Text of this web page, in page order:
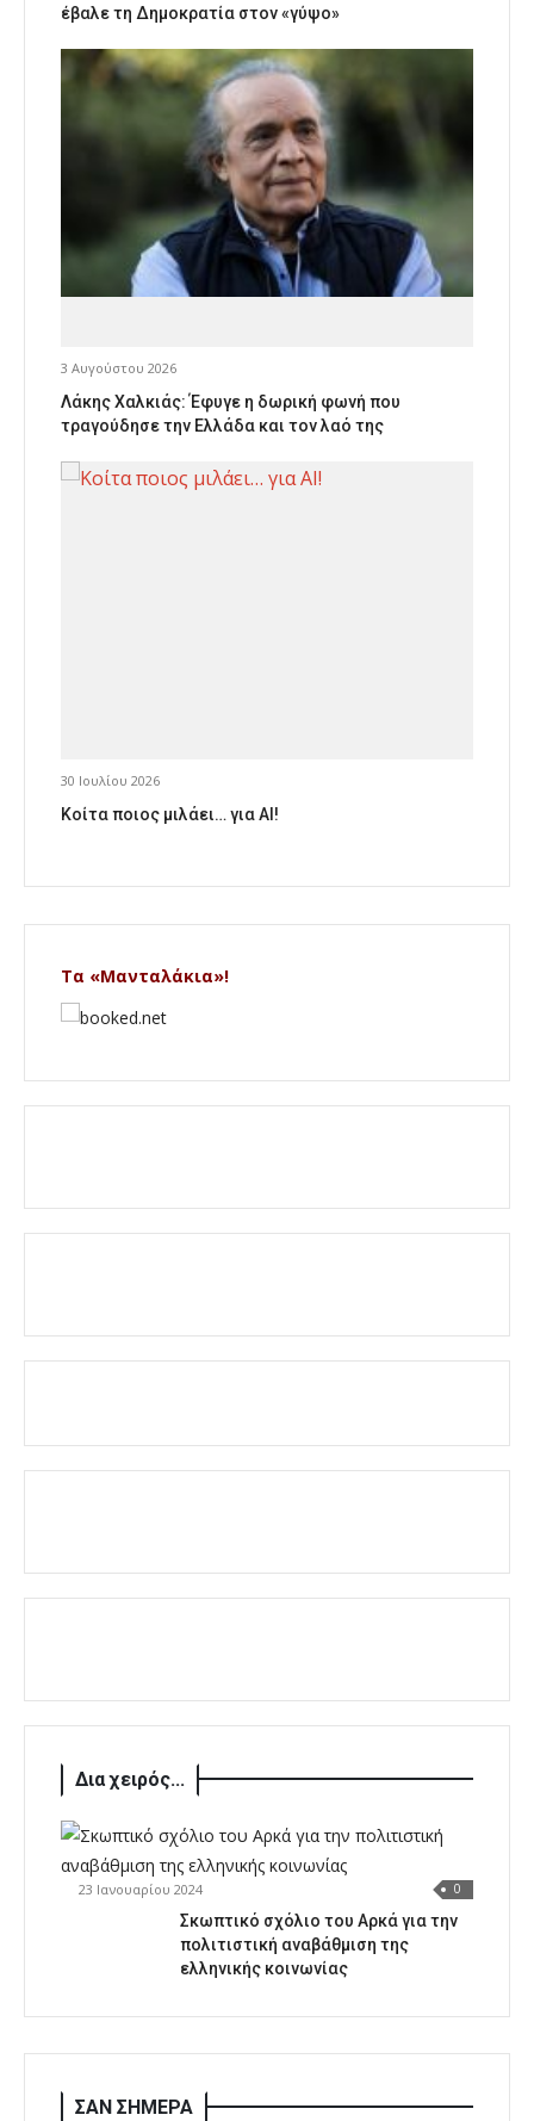
έβαλε τη Δημοκρατία στον «γύψο»
3 Αυγούστου 2026
Λάκης Χαλκιάς: Έφυγε η δωρική φωνή που
τραγούδησε την Ελλάδα και τον λαό της
30 Ιουλίου 2026
Κοίτα ποιος μιλάει… για AI!
Τα «Μανταλάκια»!
Δια χειρός...
23 Ιανουαρίου 2024 0
Σκωπτικό σχόλιο του Αρκά για την
πολιτιστική αναβάθμιση της
ελληνικής κοινωνίας
ΣΑΝ ΣΗΜΕΡΑ